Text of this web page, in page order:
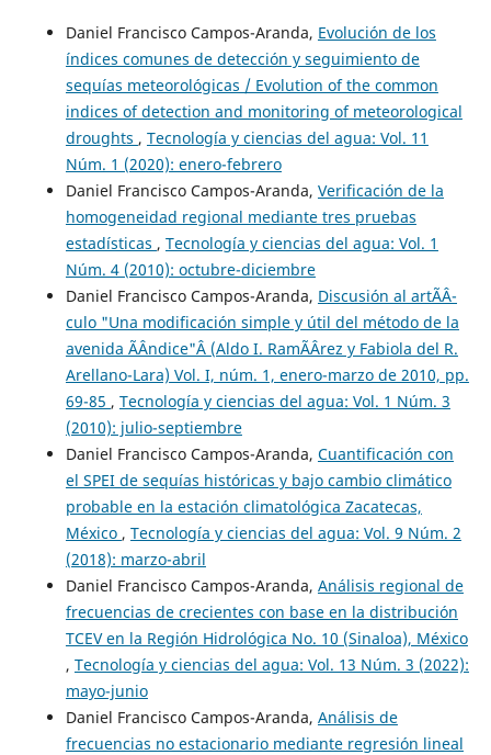
Daniel Francisco Campos-Aranda, Evolución de los
índices comunes de detección y seguimiento de
sequías meteorológicas / Evolution of the common
indices of detection and monitoring of meteorological
droughts , Tecnología y ciencias del agua: Vol. 11
Núm. 1 (2020): enero-febrero
Daniel Francisco Campos-Aranda, Verificación de la
homogeneidad regional mediante tres pruebas
estadísticas , Tecnología y ciencias del agua: Vol. 1
Núm. 4 (2010): octubre-diciembre
Daniel Francisco Campos-Aranda, Discusión al artÃ­Â­
culo "Una modificación simple y útil del método de la
avenida Ã­Â­ndice"Â (Aldo I. RamÃ­Â­rez y Fabiola del R.
Arellano-Lara) Vol. I, núm. 1, enero-marzo de 2010, pp.
69-85 , Tecnología y ciencias del agua: Vol. 1 Núm. 3
(2010): julio-septiembre
Daniel Francisco Campos-Aranda, Cuantificación con
el SPEI de sequías históricas y bajo cambio climático
probable en la estación climatológica Zacatecas,
México , Tecnología y ciencias del agua: Vol. 9 Núm. 2
(2018): marzo-abril
Daniel Francisco Campos-Aranda, Análisis regional de
frecuencias de crecientes con base en la distribución
TCEV en la Región Hidrológica No. 10 (Sinaloa), México
, Tecnología y ciencias del agua: Vol. 13 Núm. 3 (2022):
mayo-junio
Daniel Francisco Campos-Aranda, Análisis de
frecuencias no estacionario mediante regresión lineal